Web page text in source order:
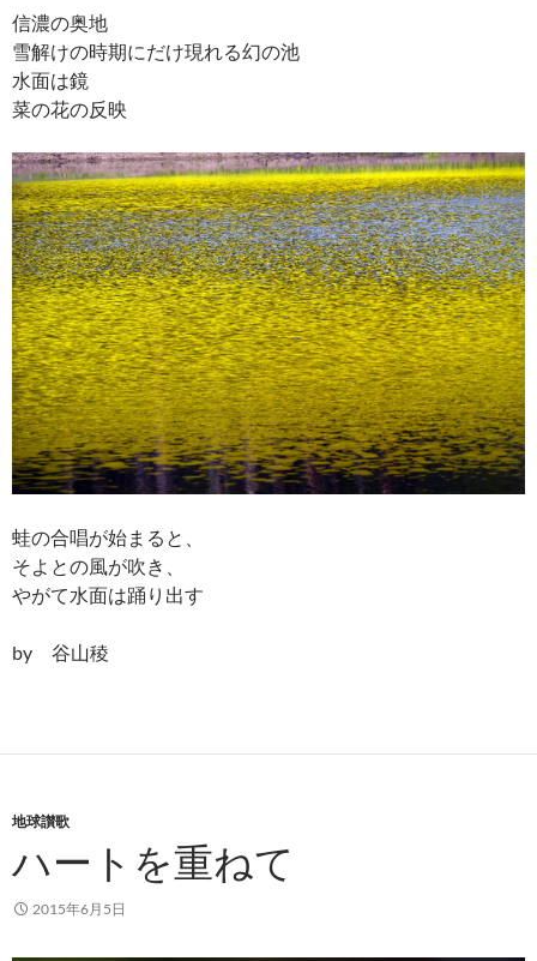
信濃の奥地
雪解けの時期にだけ現れる幻の池
水面は鏡
菜の花の反映
蛙の合唱が始まると、
そよとの風が吹き、
やがて水面は踊り出す
by 谷山稜
地球讃歌
ハートを重ねて
2015年6月5日